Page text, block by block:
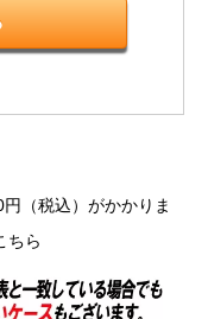
（税込）がかかりま
ちら